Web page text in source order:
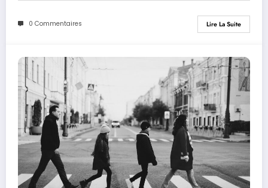
0 Commentaires Lire La Suite